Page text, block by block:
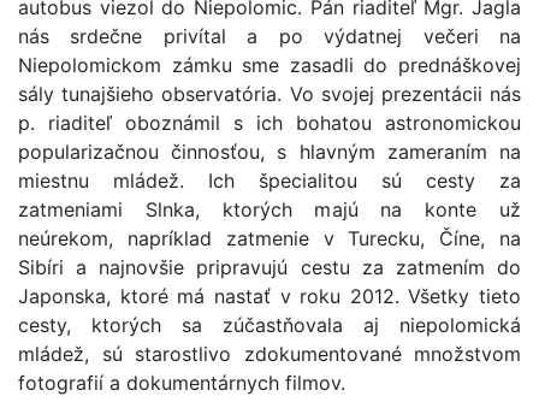
autobus viezol do Niepolomic. Pán riaditeľ Mgr. Jagla
nás srdečne privítal a po výdatnej večeri na
Niepolomickom zámku sme zasadli do prednáškovej
sály tunajšieho observatória. Vo svojej prezentácii nás
p. riaditeľ oboznámil s ich bohatou astronomickou
popularizačnou činnosťou, s hlavným zameraním na
miestnu mládež. Ich špecialitou sú cesty za
zatmeniami Slnka, ktorých majú na konte už
neúrekom, napríklad zatmenie v Turecku, Číne, na
Sibíri a najnovšie pripravujú cestu za zatmením do
Japonska, ktoré má nastať v roku 2012. Všetky tieto
cesty, ktorých sa zúčastňovala aj niepolomická
mládež, sú starostlivo zdokumentované množstvom
fotografií a dokumentárnych filmov.